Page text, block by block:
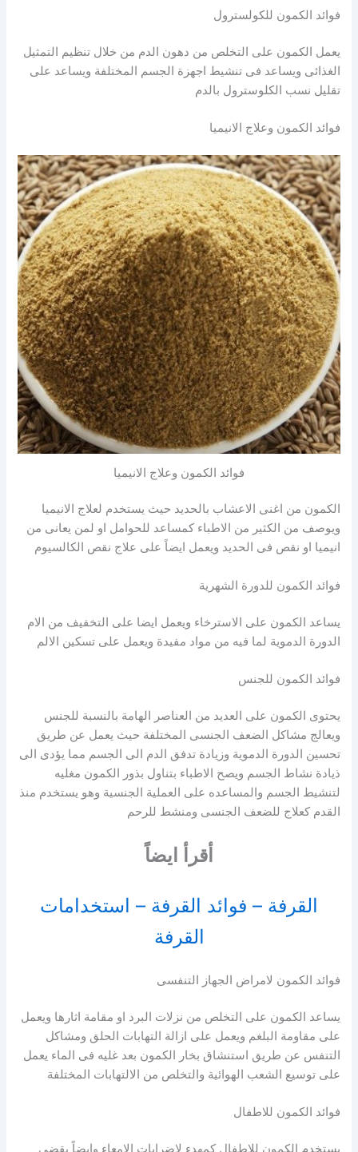
فوائد الكمون للكولسترول
يعمل الكمون على التخلص من دهون الدم من خلال تنظيم التمثيل
الغذائى ويساعد فى تنشيط اجهزة الجسم المختلفة ويساعد على
تقليل نسب الكلوسترول بالدم
فوائد الكمون وعلاج الانيميا
فوائد الكمون وعلاج الانيميا
الكمون من اغنى الاعشاب بالحديد حيث يستخدم لعلاج الانيميا
ويوصف من الكثير من الاطباء كمساعد للحوامل او لمن يعانى من
انيميا او نقص فى الحديد ويعمل ايضاً على علاج نقص الكالسيوم
فوائد الكمون للدورة الشهرية
يساعد الكمون على الاسترخاء ويعمل ايضا على التخفيف من الام
الدورة الدموية لما فيه من مواد مفيدة ويعمل على تسكين الالم
فوائد الكمون للجنس
يحتوى الكمون على العديد من العناصر الهامة بالنسبة للجنس
ويعالج مشاكل الضعف الجنسى المختلفة حيث يعمل عن طريق
تحسين الدورة الدموية وزيادة تدفق الدم الى الجسم مما يؤدى الى
ذيادة نشاط الجسم ويصح الاطباء بتناول بذور الكمون مغليه
لتنشيط الجسم والمساعده على العملية الجنسية وهو يستخدم منذ
القدم كعلاج للضعف الجنسى ومنشط للرحم
أقرأ ايضاً
القرفة – فوائد القرفة – استخدامات
القرفة
فوائد الكمون لامراض الجهاز التنفسى
يساعد الكمون على التخلص من نزلات البرد او مقامة اثارها ويعمل
على مقاومة البلغم ويعمل على ازالة التهابات الحلق ومشاكل
التنفس عن طريق استنشاق بخار الكمون بعد غليه فى الماء يعمل
على توسيع الشعب الهوائية والتخلص من الالتهابات المختلفة
فوائد الكمون للاطفال
يستخدم الكمون للاطفال كمهدء لاضرابات الامعاء وايضاً يقضى